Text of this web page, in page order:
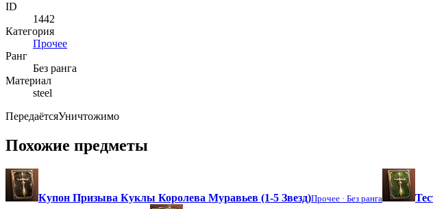
ID
1442
Категория
Прочее
Ранг
Без ранга
Материал
steel
ПередаётсяУничтожимо
Похожие предметы
Купон Призыва Куклы Королева Муравьев (1-5 Звезд)Прочее · Без ранга